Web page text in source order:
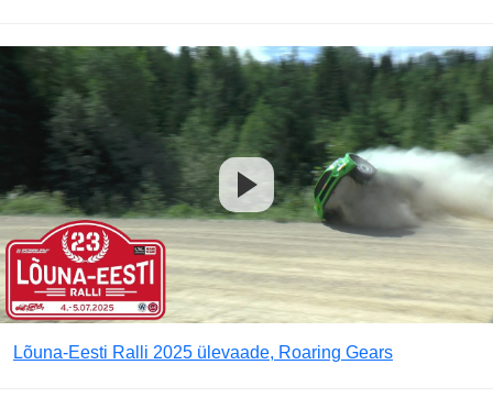
Lõuna-Eesti Ralli 2025 ülevaade, Roaring Gears